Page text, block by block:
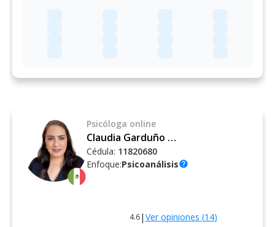
Psicóloga online
Claudia Garduño Pineda
Cédula: 11820680
Enfoque:Psicoanálisishelp
4.6| Ver opiniones (14)